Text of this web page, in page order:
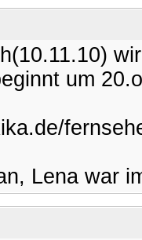
um
Lena war